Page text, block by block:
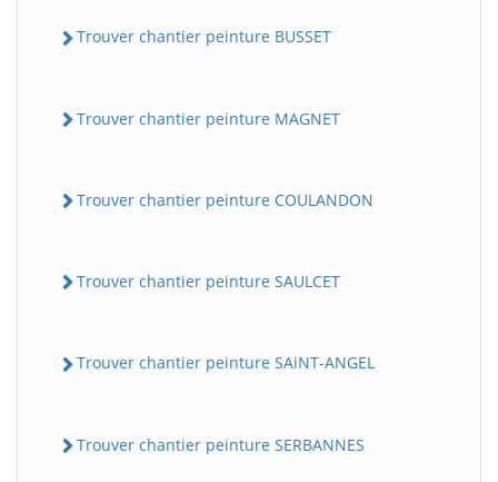
Trouver chantier peinture BUSSET
Trouver chantier peinture MAGNET
Trouver chantier peinture COULANDON
Trouver chantier peinture SAULCET
Trouver chantier peinture SAiNT-ANGEL
Trouver chantier peinture SERBANNES